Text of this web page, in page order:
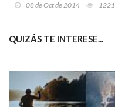
08 de Oct de 2014 1221
QUIZÁS TE INTERESE...